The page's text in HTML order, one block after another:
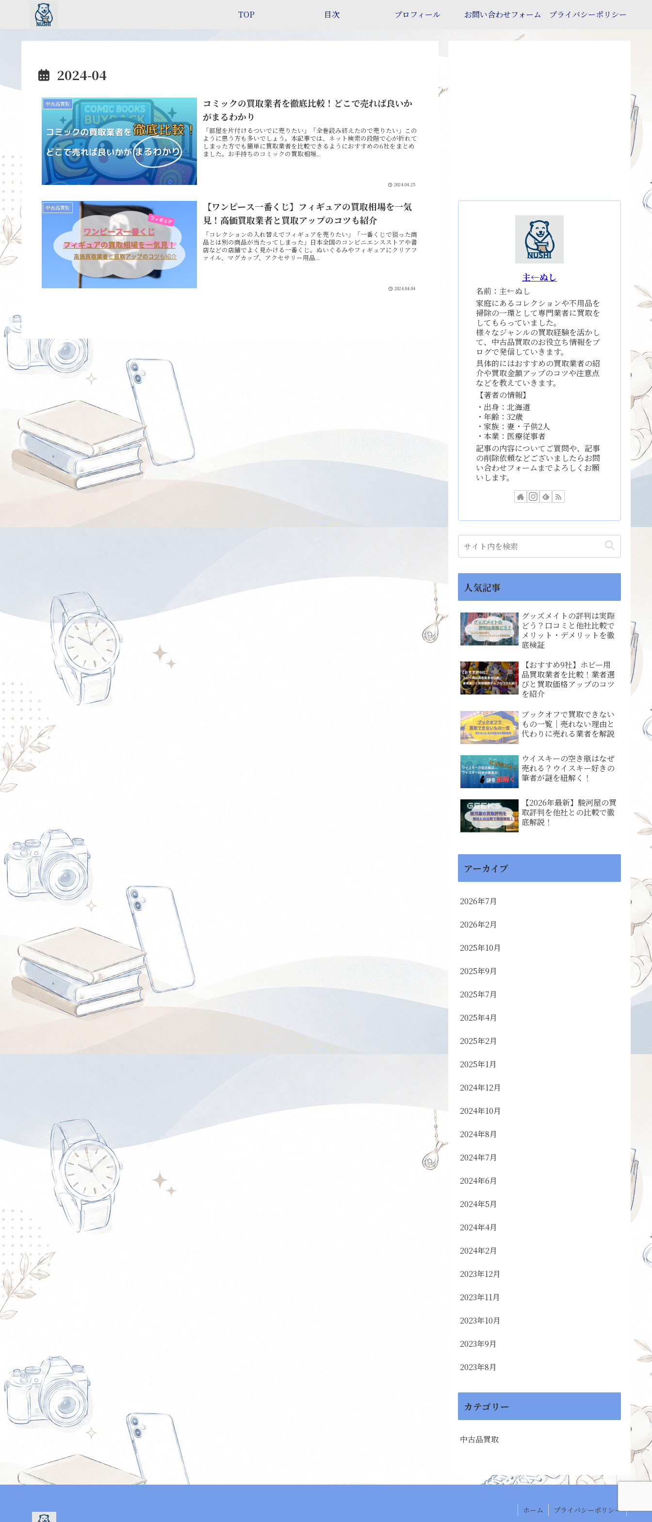
TOP 目次 プロフィール お問い合わせフォーム プライバシーポリシー
2024-04
中古品買取
コミックの買取業者を徹底比較！どこで売れば良いか
がまるわかり
「部屋を片付けるついでに売りたい」「全巻読み終えたので売りたい」この
ように思う方も多いでしょう。本記事では、ネット検索の段階で心が折れて
しまった方でも簡単に買取業者を比較できるようにおすすめの6社をまとめ
ました。お手持ちのコミックの買取相場...
2024.04.25
中古品買取
【ワンピース一番くじ】フィギュアの買取相場を一気
見！高価買取業者と買取アップのコツも紹介
「コレクションの入れ替えでフィギュアを売りたい」「一番くじで狙った商
品とは別の商品が当たってしまった」日本全国のコンビニエンスストアや書
店などの店舗でよく見かける一番くじ。ぬいぐるみやフィギュアにクリアフ
ァイル、マグカップ、アクセサリー用品...
2024.04.04
主←ぬし
名前：主←ぬし
家庭にあるコレクションや不用品を
掃除の一環として専門業者に買取を
してもらっていました。
様々なジャンルの買取経験を活かし
て、中古品買取のお役立ち情報をブ
ログで発信していきます。
具体的にはおすすめの買取業者の紹
介や買取金額アップのコツや注意点
などを教えていきます。
【著者の情報】
・出身：北海道
・年齢：32歳
・家族：妻・子供2人
・本業：医療従事者
記事の内容についてご質問や、記事
の削除依頼などございましたらお問
い合わせフォームまでよろしくお願
いします。
人気記事
グッズメイトの評判は実際
どう？口コミと他社比較で
メリット・デメリットを徹
底検証
【おすすめ9社】ホビー用
品買取業者を比較！業者選
びと買取価格アップのコツ
を紹介
ブックオフで買取できない
もの一覧｜売れない理由と
代わりに売れる業者を解説
ウイスキーの空き瓶はなぜ
売れる？ウイスキー好きの
筆者が謎を紐解く！
【2026年最新】駿河屋の買
取評判を他社との比較で徹
底解説！
アーカイブ
2026年7月
2026年2月
2025年10月
2025年9月
2025年7月
2025年4月
2025年2月
2025年1月
2024年12月
2024年10月
2024年8月
2024年7月
2024年6月
2024年5月
2024年4月
2024年2月
2023年12月
2023年11月
2023年10月
2023年9月
2023年8月
カテゴリー
中古品買取
ホーム
プライバシーポリシー